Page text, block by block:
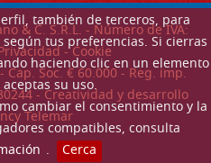
también de terceros, para
tus preferencias. Si cierras
haciendo clic en un elemento
su uso.
cambiar el consentimiento y la
compatibles, consulta
. Cerca
& C. S.R.L. - Número de IVA:
-Cookie
Soc. € 60.000 - Reg. imp.
- Creatividad y desarrollo
Telemar